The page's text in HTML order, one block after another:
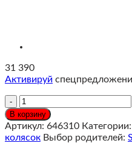
31 390
Активируй
Количество
Stokke
YOYO
3
В корзину
Артикул: 646310 Категории:
колясок Выбор родителей: